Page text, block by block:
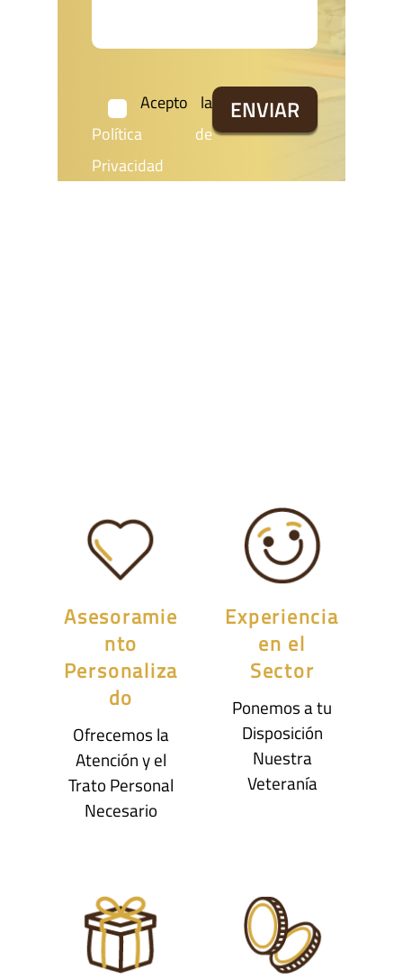
Acepto la
Política de
Privacidad
Asesoramie
nto
Personaliza
do
Ofrecemos la
Atención y el
Trato Personal
Necesario
Experiencia
en el
Sector
Ponemos a tu
Disposición
Nuestra
Veteranía